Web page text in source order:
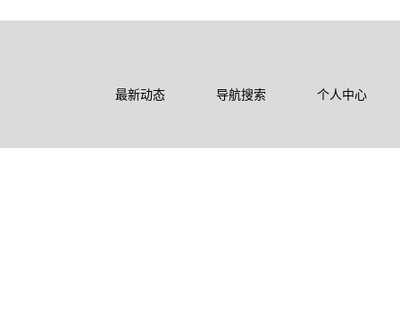
最新动态 导航搜索 个人中心